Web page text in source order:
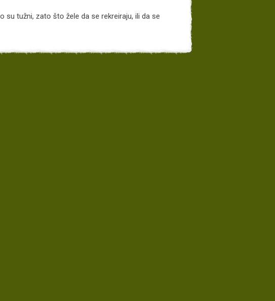
tužni, zato što žele da se rekreiraju, ili da se